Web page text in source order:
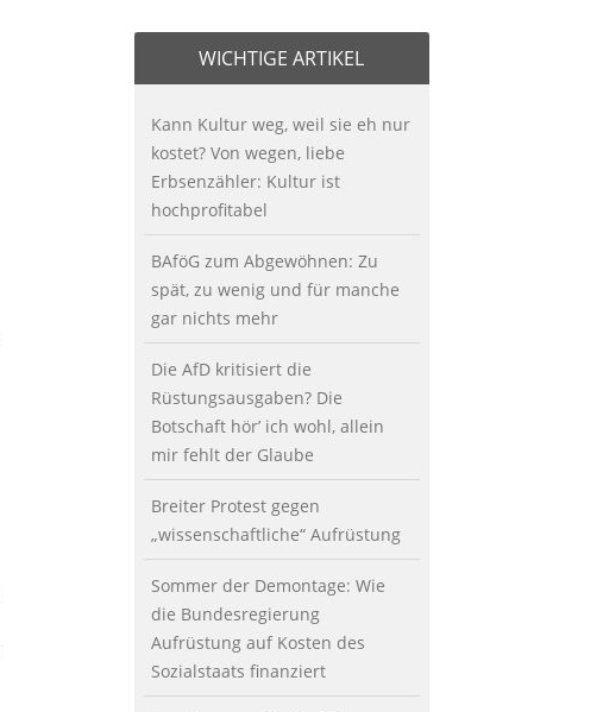
WICHTIGE ARTIKEL
Kann Kultur weg, weil sie eh nur
kostet? Von wegen, liebe
Erbsenzähler: Kultur ist
hochprofitabel
BAföG zum Abgewöhnen: Zu
spät, zu wenig und für manche
gar nichts mehr
Die AfD kritisiert die
Rüstungsausgaben? Die
Botschaft hör’ ich wohl, allein
mir fehlt der Glaube
Breiter Protest gegen
„wissenschaftliche“ Aufrüstung
Sommer der Demontage: Wie
die Bundesregierung
Aufrüstung auf Kosten des
Sozialstaats finanziert